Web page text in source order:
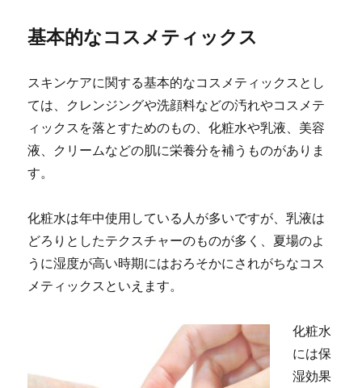
基本的なコスメティックス
スキンケアに関する基本的なコスメティックスとし
ては、クレンジングや洗顔料などの汚れやコスメテ
ィックスを落とすためのもの、化粧水や乳液、美容
液、クリームなどの肌に栄養分を補うものがありま
す。
化粧水は年中使用している人が多いですが、乳液は
どろりとしたテクスチャーのものが多く、夏場のよ
うに湿度が高い時期にはおろそかにされがちなコス
メティックスといえます。
化粧水
には保
湿効果